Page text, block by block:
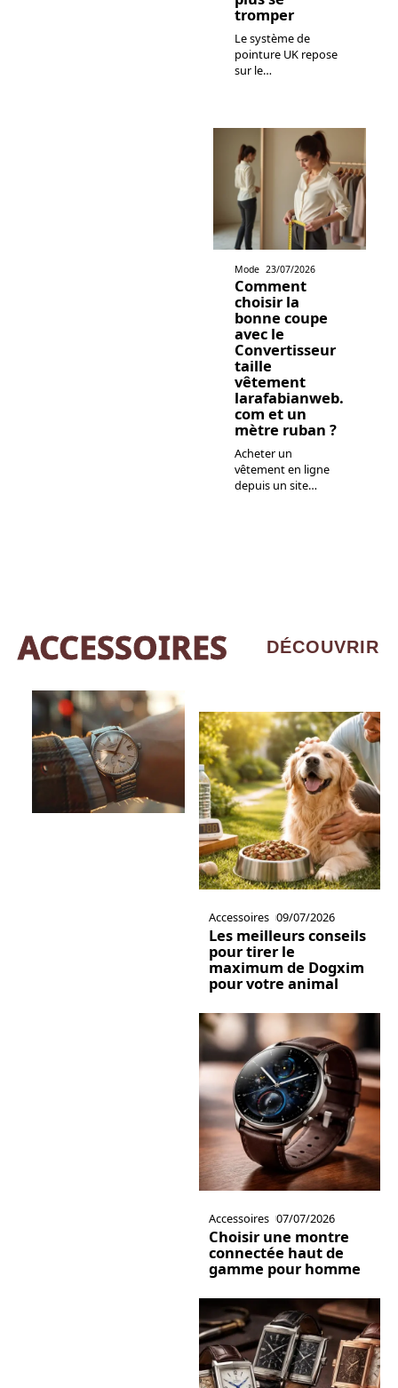
tromper
Le système de
pointure UK repose
sur le…
Mode 23/07/2026
Comment
choisir la
bonne coupe
avec le
Convertisseur
taille
vêtement
larafabianweb.
com et un
mètre ruban ?
Acheter un
vêtement en ligne
depuis un site…
ACCESSOIRES DÉCOUVRIR
Accessoires 09/07/2026
Les meilleurs conseils
pour tirer le
maximum de Dogxim
pour votre animal
Accessoires 07/07/2026
Choisir une montre
connectée haut de
gamme pour homme